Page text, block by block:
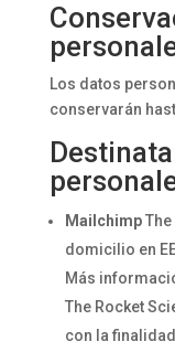
Los datos
conservarán
MailchimpThe
domicilio en
Más
The Rocket
con la